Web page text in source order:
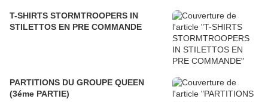
T-SHIRTS STORMTROOPERS IN
STILETTOS EN PRE COMMANDE
PARTITIONS DU GROUPE QUEEN
(3éme PARTIE)